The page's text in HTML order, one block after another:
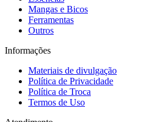
Mangas e Bicos
Ferramentas
Outros
Informações
Materiais de divulgação
Política de Privacidade
Política de Troca
Termos de Uso